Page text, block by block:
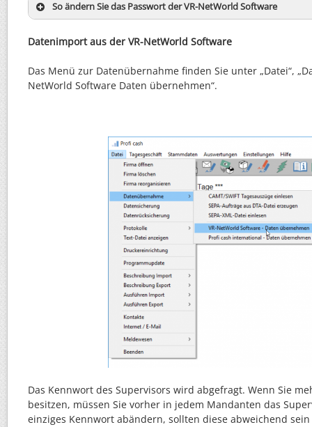
So ändern Sie das Passwort der VR-NetWorld Software
Datenimport aus der VR-NetWorld Software
Das Menü zur Datenübernahme finden Sie unter „Datei“,
NetWorld Software Daten übernehmen“.
Das Kennwort des Supervisors wird abgefragt. Wenn Sie
besitzen, müssen Sie vorher in jedem Mandanten das
einziges Kennwort abändern, sollten diese abweichend sein